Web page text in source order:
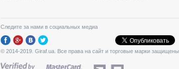
Следите за нами в социальных медиа
© 2014-2019. Giraf.ua. Все права на сайт и торговые марки защищены.